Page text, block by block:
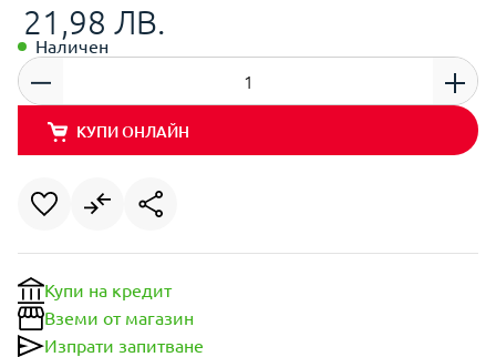
21,98 ЛВ.
Наличен
КУПИ ОНЛАЙН
Купи на кредит
Вземи от магазин
Изпрати запитване